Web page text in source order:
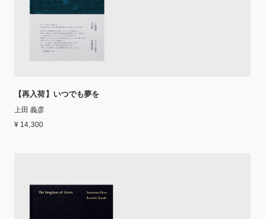
【再入荷】いつでも夢を
上田 義彦
¥ 14,300